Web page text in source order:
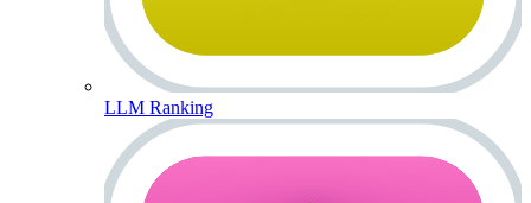
LLM Ranking